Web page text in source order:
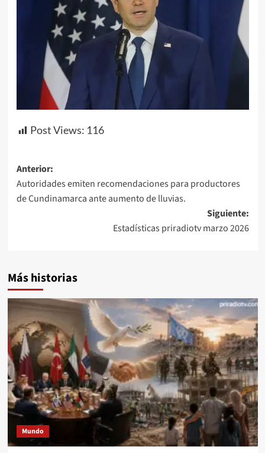
Post Views: 116
Navegación
de
entradas
Anterior:
Autoridades emiten recomendaciones para productores
de Cundinamarca ante aumento de lluvias.
Siguiente:
Estadísticas priradiotv marzo 2026
Más historias
Mundo